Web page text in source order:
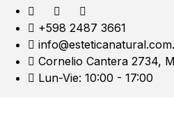
+598 2487 3661
Cornelio Cantera 2734,
Lun-Vie: 10:00 - 17:00